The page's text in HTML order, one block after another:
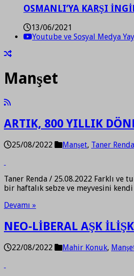
OSMANLI’YA KARŞI
13/06/2021
Youtube ve Sosyal Medya
Manşet
ARTIK, 800 YILLIK
25/08/2022 Manşet, Taner Renda
Taner Renda / 25.08.2022 Farklı ve
bir haftalık sebze ve meyvesini
Devamı »
NEO-LİBERAL AŞK
22/08/2022 Mahir Konuk,